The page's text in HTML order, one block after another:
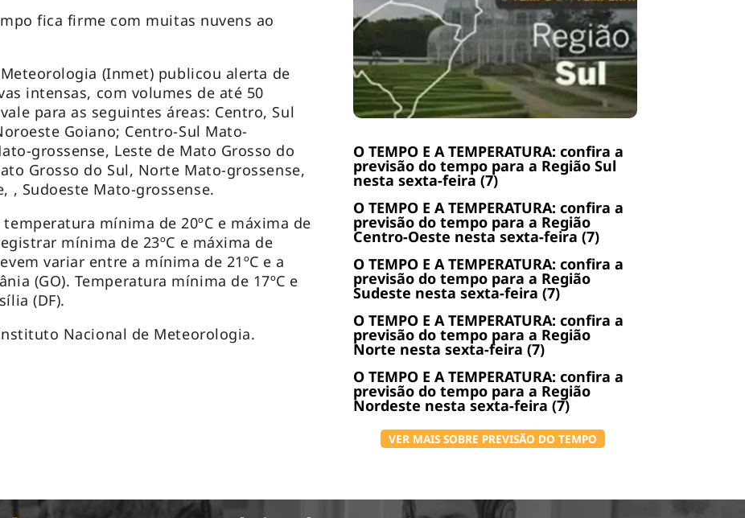
O TEMPO E A TEMPERATURA: confira a
previsão do tempo para a Região Sul
nesta sexta-feira (7)
O TEMPO E A TEMPERATURA: confira a
previsão do tempo para a Região
Centro-Oeste nesta sexta-feira (7)
O TEMPO E A TEMPERATURA: confira a
previsão do tempo para a Região
Sudeste nesta sexta-feira (7)
O TEMPO E A TEMPERATURA: confira a
previsão do tempo para a Região
Norte nesta sexta-feira (7)
O TEMPO E A TEMPERATURA: confira a
previsão do tempo para a Região
Nordeste nesta sexta-feira (7)
VER MAIS SOBRE PREVISÃO DO TEMPO
fica firme com muitas nuvens ao
(Inmet) publicou alerta de
intensas, com volumes de até 50
para as seguintes áreas: Centro, Sul
Goiano; Centro-Sul Mato-
grossense, Leste de Mato Grosso do
Grosso do Sul, Norte Mato-grossense,
, Sudoeste Mato-grossense.
temperatura mínima de 20ºC e máxima de
mínima de 23ºC e máxima de
variar entre a mínima de 21ºC e a
(GO). Temperatura mínima de 17ºC e
(DF).
Nacional de Meteorologia.